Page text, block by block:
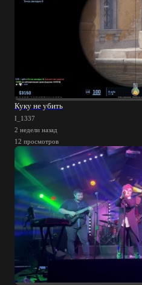
Куку не убить
I_1337
2 недели назад
12 просмотров